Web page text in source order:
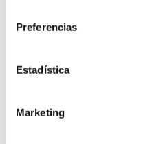
Preferencias
Estadística
Marketing